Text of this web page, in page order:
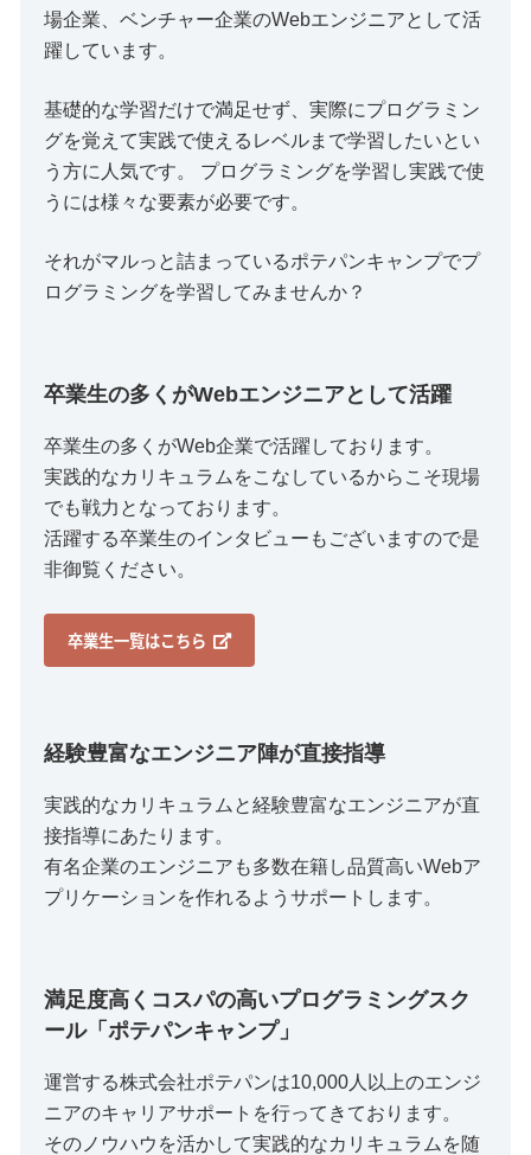
場企業、ベンチャー企業のWebエンジニアとして活
躍しています。
基礎的な学習だけで満足せず、実際にプログラミン
グを覚えて実践で使えるレベルまで学習したいとい
う方に人気です。 プログラミングを学習し実践で使
うには様々な要素が必要です。
それがマルっと詰まっているポテパンキャンプでプ
ログラミングを学習してみませんか？
卒業生の多くがWebエンジニアとして活躍
卒業生の多くがWeb企業で活躍しております。
実践的なカリキュラムをこなしているからこそ現場
でも戦力となっております。
活躍する卒業生のインタビューもございますので是
非御覧ください。
卒業生一覧はこちら
経験豊富なエンジニア陣が直接指導
実践的なカリキュラムと経験豊富なエンジニアが直
接指導にあたります。
有名企業のエンジニアも多数在籍し品質高いWebア
プリケーションを作れるようサポートします。
満足度高くコスパの高いプログラミングスク
ール「ポテパンキャンプ」
運営する株式会社ポテパンは10,000人以上のエンジ
ニアのキャリアサポートを行ってきております。
そのノウハウを活かして実践的なカリキュラムを随